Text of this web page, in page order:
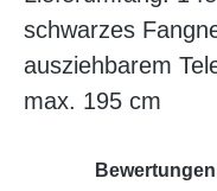
schwarzes
ausziehbarem
max. 195 cm
Bewertungen